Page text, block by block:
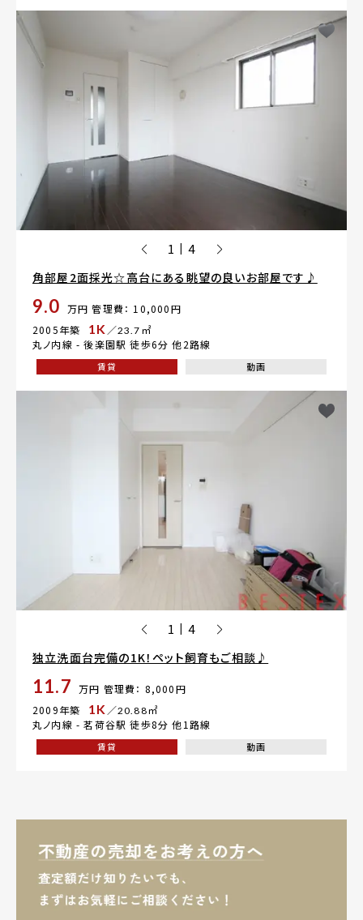
1 | 4
角部屋2面採光☆高台にある眺望の良いお部屋です♪
9.0 万円 管理費： 10,000円
2005年築
1K ／23.7㎡
丸ノ内線 -後楽園駅 徒歩6分 他2路線
賃貸 動画
1 | 4
独立洗面台完備の1K！ペット飼育もご相談♪
11.7 万円 管理費： 8,000円
2009年築
1K ／20.88㎡
丸ノ内線 -茗荷谷駅 徒歩8分 他1路線
賃貸 動画